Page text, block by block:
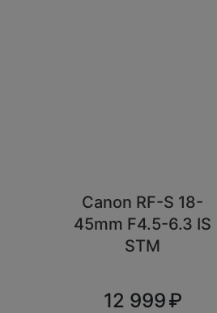
Canon RF-S 18-
45mm F4.5-6.3 IS
STM
12 999